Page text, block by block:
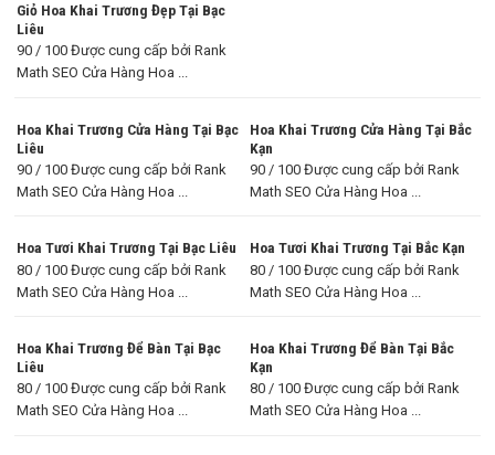
Giỏ Hoa Khai Trương Đẹp Tại Bạc
Liêu
90 / 100 Được cung cấp bởi Rank
Math SEO Cửa Hàng Hoa ...
Hoa Khai Trương Cửa Hàng Tại Bạc
Liêu
90 / 100 Được cung cấp bởi Rank
Math SEO Cửa Hàng Hoa ...
Hoa Khai Trương Cửa Hàng Tại Bắc
Kạn
90 / 100 Được cung cấp bởi Rank
Math SEO Cửa Hàng Hoa ...
Hoa Tươi Khai Trương Tại Bạc Liêu
80 / 100 Được cung cấp bởi Rank
Math SEO Cửa Hàng Hoa ...
Hoa Tươi Khai Trương Tại Bắc Kạn
80 / 100 Được cung cấp bởi Rank
Math SEO Cửa Hàng Hoa ...
Hoa Khai Trương Để Bàn Tại Bạc
Liêu
80 / 100 Được cung cấp bởi Rank
Math SEO Cửa Hàng Hoa ...
Hoa Khai Trương Để Bàn Tại Bắc
Kạn
80 / 100 Được cung cấp bởi Rank
Math SEO Cửa Hàng Hoa ...